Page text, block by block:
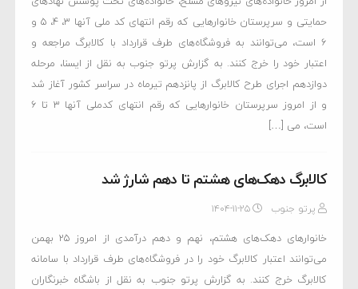
حمایتی‌ و سرپرستان خانوارهایی که رقم انتهای کد ملی آنها ۳، ۴، ۵ و
۶ است، می‌توانند به فروشگاه‌های طرف قرارداد با کالابرگ مراجعه و
اعتبار خود را خرج کنند. به گزارش پرتو جنوب به نقل از ایسنا، مرحله
دوازدهم اجرای طرح کالابرگ از پانزدهم تیرماه در سراسر کشور آغاز شد
و از امروز سرپرستان خانوارهایی که رقم انتهای کدملی آنها ۳ تا ۶
است، می […]
کالابرگ دهک‌های هشتم تا دهم شارژ شد
پرتو جنوب ۱۴۰۴-۱۱-۲۵
خانوار‌های دهک‌های هشتم، نهم و دهم درآمدی از امروز ۲۵ بهمن
می‌توانند اعتبار کالابرگ خود را در فروشگاه‌های طرف قرارداد با سامانه
کالابرگ خرج کنند. به گزارش پرتو جنوب به نقل از باشگاه خبرنگاران